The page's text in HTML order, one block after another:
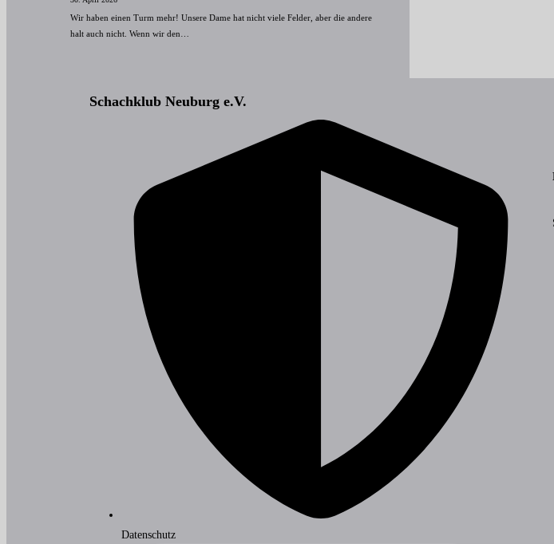
Wir haben einen Turm mehr! Unsere Dame hat nicht viele Felder, aber die andere
halt auch nicht. Wenn wir den…
Schachklub Neuburg e.V.
Datenschutz